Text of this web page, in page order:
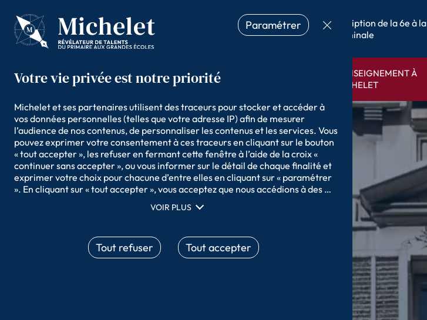
Michelet et ses partenaires utilisent des traceurs pour stocker et accéder à
vos données personnelles (telles que votre adresse IP) afin de mesurer
l’audience de nos contenus, de personnaliser les contenus et les services. Vous
pouvez exprimer votre consentement à ces traceurs en cliquant sur le bouton
« tout accepter », les refuser en fermant cette fenêtre à l’aide de la croix «
continuer sans accepter », ou vous informer sur le détail de chaque finalité et
exprimer votre choix pour chacune d’entre elles en cliquant sur « paramétrer
». En cliquant sur « tout accepter », vous acceptez que nous accédions à des
audience, développer et améliorer nos produits, assurer la sécurité, prévenir
correspondance et combiner des sources de données hors ligne, relier
différents terminaux, recevoir et utiliser des caractéristiques d’identification
d’appareil envoyées automatiquement, utiliser des données de
VOIR PLUS
Tout accepter
Tout refuser
Paramétrer
Inscription en
Primaire
Inscription de la 6e à la
Terminale
À PROPOS DE
MICHELET
NIVEAUX
D’ENSEIGNEMENT
L’ENSEIGNEMENT À
MICHELET